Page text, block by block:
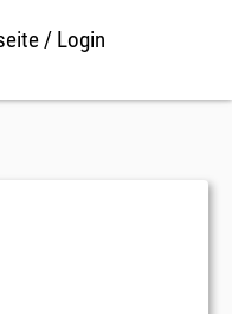
/ Login